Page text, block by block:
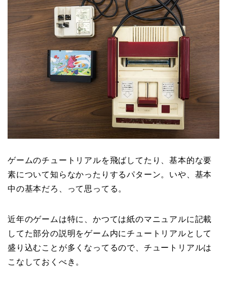
ゲームのチュートリアルを飛ばしてたり、基本的な要
素について知らなかったりするパターン。いや、基本
中の基本だろ、って思ってる。
近年のゲームは特に、かつては紙のマニュアルに記載
してた部分の説明をゲーム内にチュートリアルとして
盛り込むことが多くなってるので、チュートリアルは
こなしておくべき。